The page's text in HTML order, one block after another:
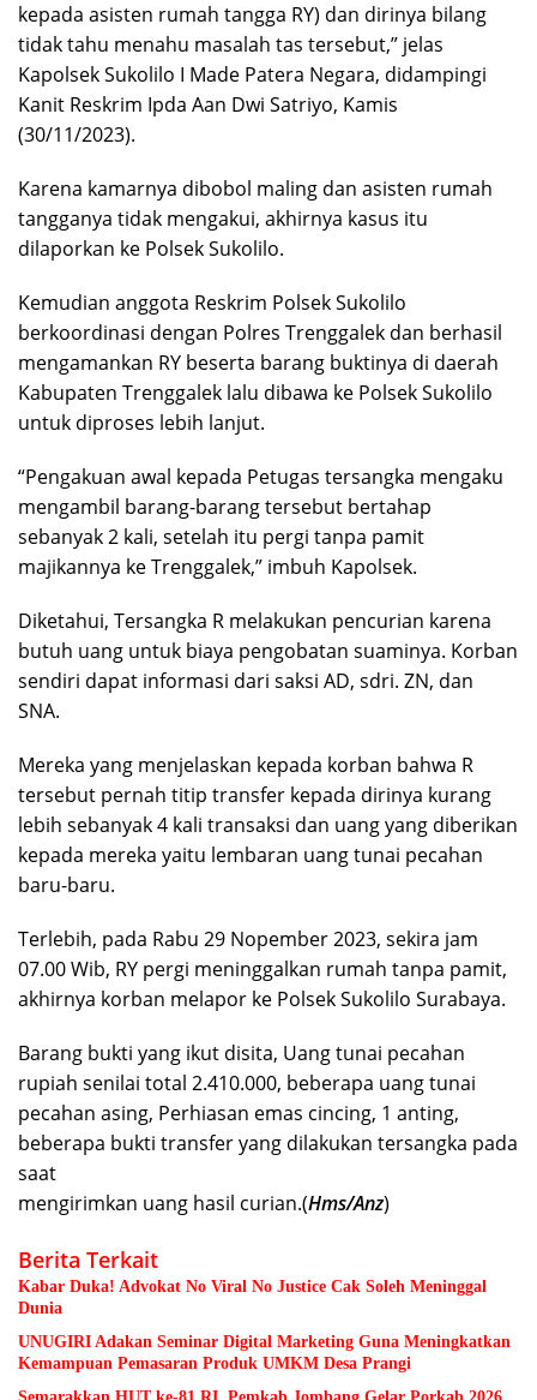
kepada asisten rumah tangga RY) dan dirinya bilang
tidak tahu menahu masalah tas tersebut,” jelas
Kapolsek Sukolilo I Made Patera Negara, didampingi
Kanit Reskrim Ipda Aan Dwi Satriyo, Kamis
(30/11/2023).
Karena kamarnya dibobol maling dan asisten rumah
tangganya tidak mengakui, akhirnya kasus itu
dilaporkan ke Polsek Sukolilo.
Kemudian anggota Reskrim Polsek Sukolilo
berkoordinasi dengan Polres Trenggalek dan berhasil
mengamankan RY beserta barang buktinya di daerah
Kabupaten Trenggalek lalu dibawa ke Polsek Sukolilo
untuk diproses lebih lanjut.
“Pengakuan awal kepada Petugas tersangka mengaku
mengambil barang-barang tersebut bertahap
sebanyak 2 kali, setelah itu pergi tanpa pamit
majikannya ke Trenggalek,” imbuh Kapolsek.
Diketahui, Tersangka R melakukan pencurian karena
butuh uang untuk biaya pengobatan suaminya. Korban
sendiri dapat informasi dari saksi AD, sdri. ZN, dan
SNA.
Mereka yang menjelaskan kepada korban bahwa R
tersebut pernah titip transfer kepada dirinya kurang
lebih sebanyak 4 kali transaksi dan uang yang diberikan
kepada mereka yaitu lembaran uang tunai pecahan
baru-baru.
Terlebih, pada Rabu 29 Nopember 2023, sekira jam
07.00 Wib, RY pergi meninggalkan rumah tanpa pamit,
akhirnya korban melapor ke Polsek Sukolilo Surabaya.
Barang bukti yang ikut disita, Uang tunai pecahan
rupiah senilai total 2.410.000, beberapa uang tunai
pecahan asing, Perhiasan emas cincing, 1 anting,
beberapa bukti transfer yang dilakukan tersangka pada
saat
mengirimkan uang hasil curian.(Hms/Anz)
Berita Terkait
Kabar Duka! Advokat No Viral No Justice Cak Soleh Meninggal
Dunia
UNUGIRI Adakan Seminar Digital Marketing Guna Meningkatkan
Kemampuan Pemasaran Produk UMKM Desa Prangi